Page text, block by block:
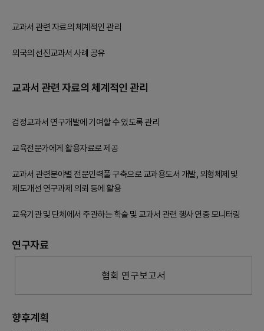
교과서 관련 자료의 체계적인 관리
외국의 선진교과서 사례 공유
교과서 관련 자료의 체계적인 관리
검정교과서 연구개발에 기여할 수 있도록 관리
교육전문가에게 활용자료로 제공
교과서 관련분야별 전문인력풀 구축으로 교과용도서 개발, 외형체제 및
제도개선 연구과제 의뢰 등에 활용
교육기관 및 단체에서 주관하는 학술 및 교과서 관련 행사 연중 모니터링
연구자료
협회 연구보고서
향후계획